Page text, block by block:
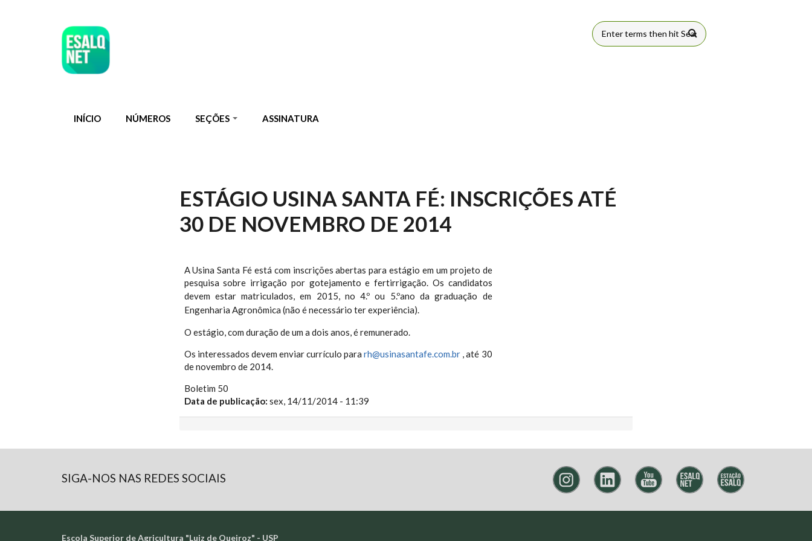
FORMULÁRIO
INÍCIO NÚMEROS SEÇÕES ASSINATURA
ESTÁGIO USINA SANTA FÉ: INSCRIÇÕES ATÉ
30 DE NOVEMBRO DE 2014
A Usina Santa Fé está com inscrições abertas para estágio em um projeto de
pesquisa sobre irrigação por gotejamento e fertirrigação. Os candidatos
devem estar matriculados, em 2015, no 4.º ou 5.ºano da graduação de
Engenharia Agronômica (não é necessário ter experiência).
O estágio, com duração de um a dois anos, é remunerado.
Os interessados devem enviar currículo pararh@usinasantafe.com.br , até 30
de novembro de 2014.
Boletim 50
Data de publicação: sex, 14/11/2014 - 11:39
SIGA-NOS NAS REDES SOCIAIS
Escola Superior de Agricultura "Luiz de Queiroz" - USP